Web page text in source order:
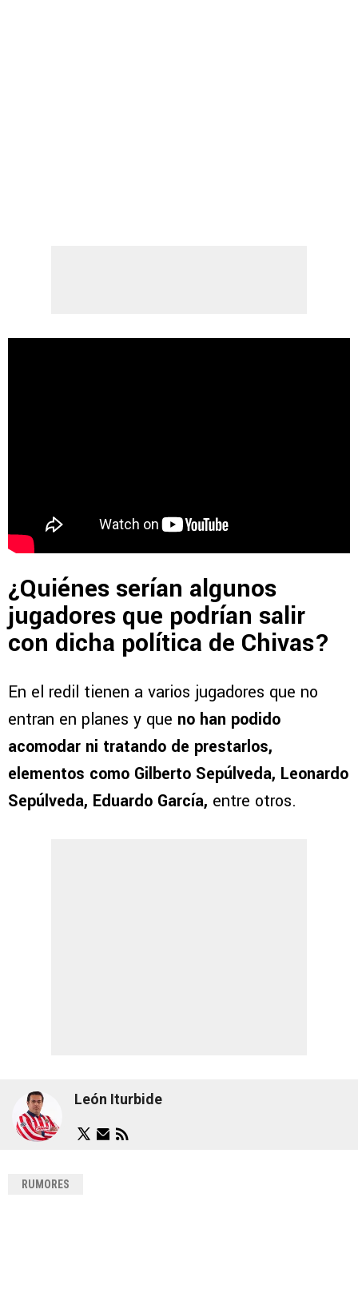
¿Quiénes serían algunos
jugadores que podrían salir
con dicha política de Chivas?
En el redil tienen a varios jugadores que no
entran en planes y que no han podido
acomodar ni tratando de prestarlos,
elementos como Gilberto Sepúlveda, Leonardo
Sepúlveda, Eduardo García, entre otros.
León Iturbide
RUMORES